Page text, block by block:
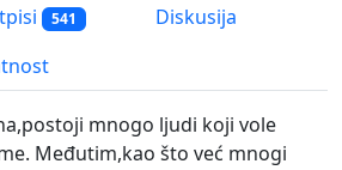
541
Diskusija
mnogo ljudi koji vole
Međutim,kao što već mnogi